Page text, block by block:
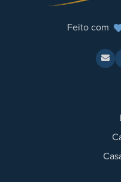
Feito com